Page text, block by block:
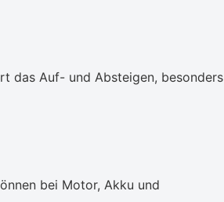
das Auf- und Absteigen, besonders
bei Motor, Akku und